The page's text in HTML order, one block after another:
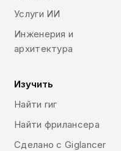
Услуги ИИ
Инженерия и
архитектура
Изучить
Найти гиг
Найти фрилансера
Сделано с Giglancer